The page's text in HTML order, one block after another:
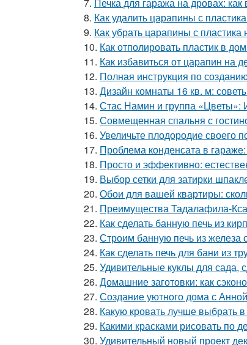
8. Как удалить царапины с
9. Как убрать царапины с
10. Как отполировать пластик в
11. Как избавиться от царапин на
12. Полная инструкция по
13. Дизайн комнаты 16 кв. м:
14. Стас Намин и группа «Цветы»:
15. Совмещенная спальня с
16. Увеличьте плодородие своего
17. Проблема конденсата в
18. Просто и эффективно:
19. Выбор сетки для затирки
20. Обои для вашей квартиры:
21. Преимущества Тадалафила-
22. Как сделать банную печь из
23. Строим банную печь из железа
24. Как сделать печь для бани из
25. Удивительные куклы для сада,
26. Домашние заготовки: как
27. Создание уютного дома с
28. Какую кровать лучше выбрать
29. Какими красками рисовать по
30. Удивительный новый проект